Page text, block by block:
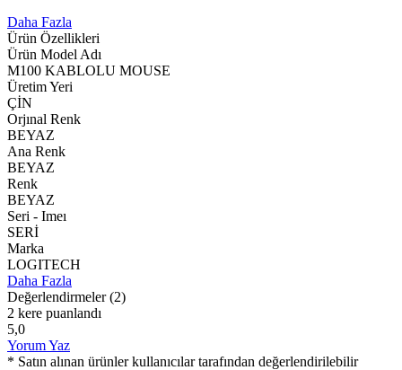
Daha Fazla
Ürün Özellikleri
Ürün Model Adı
M100 KABLOLU MOUSE
Üretim Yeri
ÇİN
Orjınal Renk
BEYAZ
Ana Renk
BEYAZ
Renk
BEYAZ
Seri - Imeı
SERİ
Marka
LOGITECH
Daha Fazla
Değerlendirmeler (2)
2 kere puanlandı
5,0
Yorum Yaz
* Satın alınan ürünler kullanıcılar tarafından değerlendirilebilir